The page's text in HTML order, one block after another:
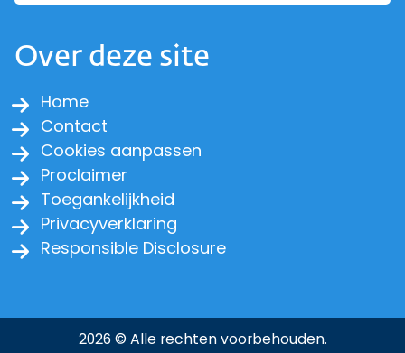
Over deze site
Home
Contact
Cookies aanpassen
Proclaimer
Toegankelijkheid
Privacyverklaring
Responsible Disclosure
2026 © Alle rechten voorbehouden.